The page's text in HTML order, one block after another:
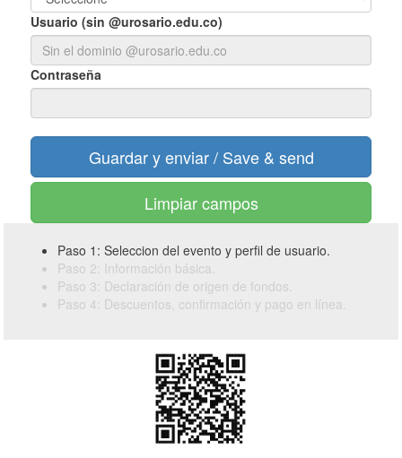
Usuario (sin @urosario.edu.co)
Contraseña
Limpiar campos
Paso 1: Seleccion del evento y perfil de usuario.
Paso 2: Información básica.
Paso 3: Declaración de origen de fondos.
Paso 4: Descuentos, confirmación y pago en línea.